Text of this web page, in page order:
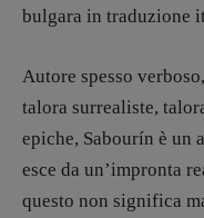
Recensioni
Primo Piano
Interviste
RUBRICHE
bulgara in traduzione
Autore spesso
talora surrealiste,
epiche, Sabourín è un
esce da un’impronta
questo non significa